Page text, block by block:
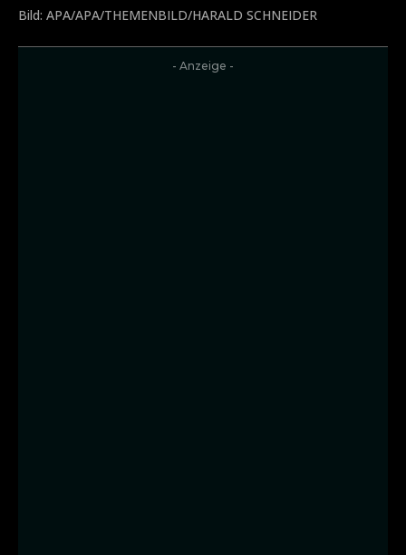
Bild: APA/APA/THEMENBILD/HARALD SCHNEIDER
- Anzeige -